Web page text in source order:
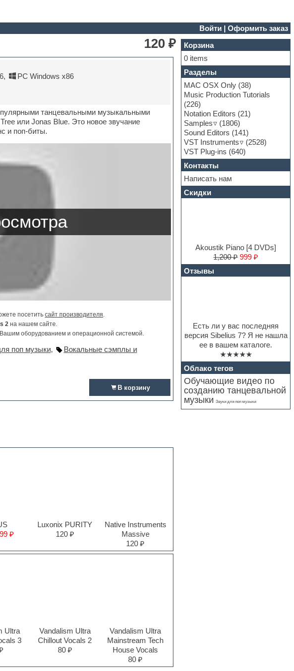
Войти |Оформить заказ
120 ₽
,
PC Windows x86
танцевальными музыкальными
или Jonas Blue. Это новое звучание
и поп-биты.
посетить сайт производителя.
2 на нашем сайте.
оборудованием и операционной системой.
поп музыки,
Вокальные сэмплы и
В корзину
₽
Luxonix PURITY
120 ₽
Native Instruments
Massive
120 ₽
Ultra
3
Vandalism Ultra
Chillout Vocals 2
80 ₽
Vandalism Ultra
Mainstream Tech
House Vocals
80 ₽
Корзина
0 items
Разделы
MAC OSX Only (38)
Music Production Tutorials
(226)
Notation Editors (21)
Samples
(1806)
Sound Editors (141)
VST Instruments
(2528)
VST Plug-ins (640)
Контакты
Написать нам
Скидки
Akoustik Piano [4 DVDs]
1,200 ₽ 999 ₽
Отзывы
Есть ли у вас последняя
версия Sibelius 7? Я не нашла
ее в вашем каталоге.
★★★★★
Облако тегов
Обучающие видео по
созданию танцевальной
музыки Звуки для поп музыки